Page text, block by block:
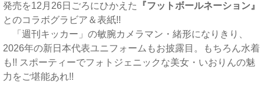
発売を12月26日ごろにひかえた
『フットボールネーション』
とのコラボグラビア＆表紙!!
「週刊キッカー」の敏腕カメラマン・緒形になりきり、
2026年の新日本代表ユニフォームもお披露目。もちろん水着
も!! スポーティーでフォトジェニックな美女・いおりんの魅
力をご堪能あれ!!